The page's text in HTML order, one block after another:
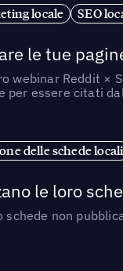
locale SEO
le tue
webinar Reddit ×
per essere citati
delle schede locali
le loro
non